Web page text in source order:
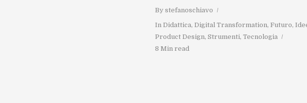
By stefanoschiavo
In Didattica, Digital Transformation, Futuro,
Product Design, Strumenti, Tecnologia
8 Min read